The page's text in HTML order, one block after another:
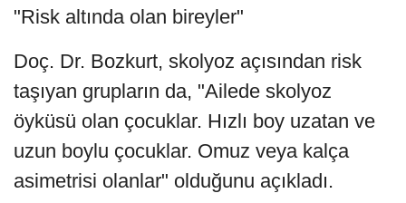
"Risk altında olan bireyler"
Doç. Dr. Bozkurt, skolyoz açısından risk
taşıyan grupların da, "Ailede skolyoz
öyküsü olan çocuklar. Hızlı boy uzatan ve
uzun boylu çocuklar. Omuz veya kalça
asimetrisi olanlar" olduğunu açıkladı.